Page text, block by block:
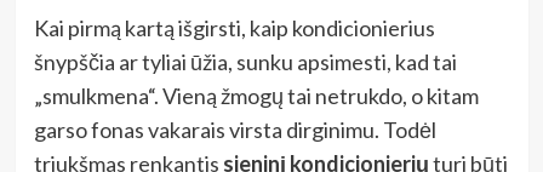
Kai pirmą kartą išgirsti, kaip kondicionierius
šnypščia ar tyliai ūžia, sunku apsimesti, kad tai
„smulkmena“. Vieną žmogų tai netrukdo, o kitam
garso fonas vakarais virsta dirginimu. Todėl
triukšmas renkantis sieninį kondicionieriųturi būti